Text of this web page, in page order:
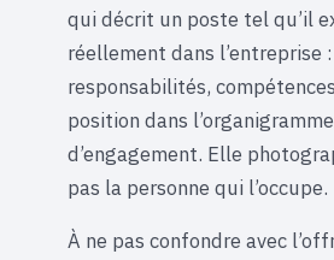
qui décrit un poste tel qu’il
réellement dans l’entreprise
responsabilités,
position dans
d’engagement. Elle
pas la personne qui l’occupe.
À ne pas confondre avec